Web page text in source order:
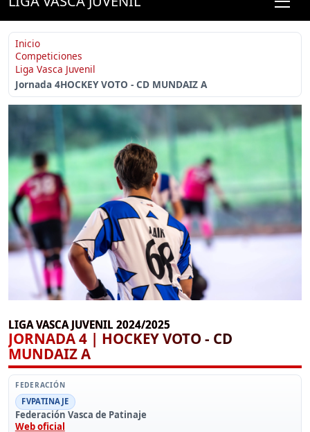
Inicio
Competiciones
Liga Vasca Juvenil
Jornada 4HOCKEY VOTO - CD MUNDAIZ A
LIGA VASCA JUVENIL 2024/2025
JORNADA 4 | HOCKEY VOTO - CD
MUNDAIZ A
FEDERACIÓN
FVPATINAJE
Federación Vasca de Patinaje
Web oficial